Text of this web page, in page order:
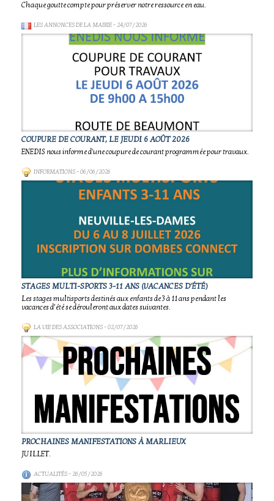
Chaque goutte compte pour préserver notre ressource en eau.
LES ANNONCES DE LA MAIRIE- 24/07/2026
COUPURE DE COURANT, LE JEUDI 6 AOÛT 2026
ENEDIS nous informe d'une coupure de courant programmée pour travaux.
INFORMATIONS- 06/06/2026
STAGES MULTI-SPORTS 3-11 ANS (VACANCES D'ÉTÉ)
Les stages multisports destinés aux enfants de 3 à 11 ans pendant les
vacances d’été se dérouleront aux dates suivantes.
LA VIE DES ASSOCIATIONS- 02/07/2026
PROCHAINES MANIFESTATIONS À MARLIEUX
JUILLET.
ACTUALITÉS- 26/05/2026